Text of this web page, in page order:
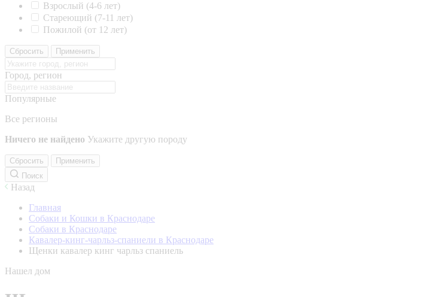
Взрослый (4-6 лет)
Стареющий (7-11 лет)
Пожилой (от 12 лет)
Сбросить Применить
Город, регион
Популярные
Все регионы
Ничего не найдено Укажите другую породу
Сбросить
Применить
Поиск
Назад
Главная
Собаки и Кошки в Краснодаре
Собаки в Краснодаре
Кавалер-кинг-чарльз-спаниели в Краснодаре
Щенки кавалер кинг чарльз спаниель
Нашел дом